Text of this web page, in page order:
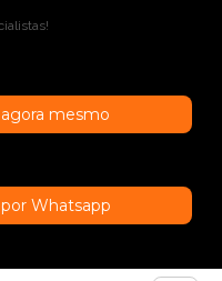
mesmo
Whatsapp